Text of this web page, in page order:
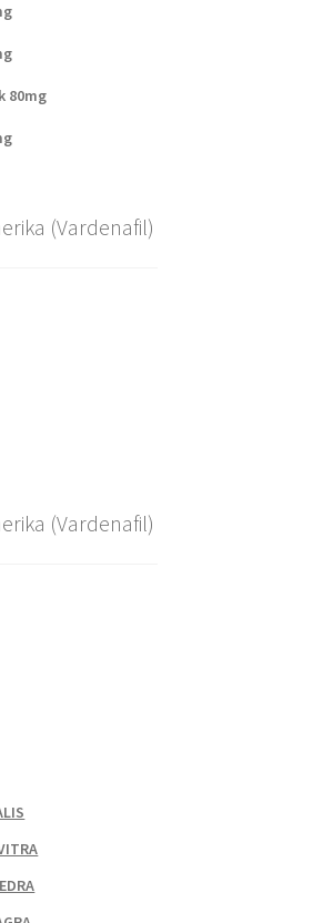
80mg
(Vardenafil)
(Vardenafil)